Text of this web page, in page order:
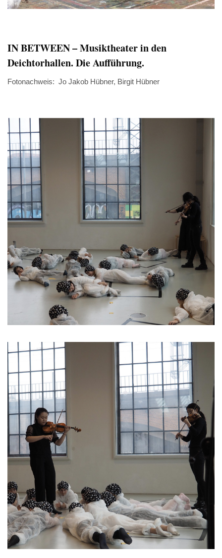
IN BETWEEN – Musiktheater in den
Deichtorhallen. Die Aufführung.
Fotonachweis: Jo Jakob Hübner, Birgit Hübner